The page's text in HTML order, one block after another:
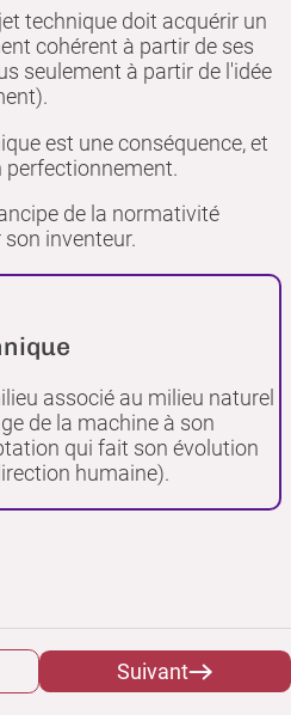
technique doit acquérir un
cohérent à partir de ses
seulement à partir de l'idée
est une conséquence, et
perfectionnement.
de la normativité
inventeur.
associé au milieu naturel
de la machine à son
qui fait son évolution
humaine).
Suivant